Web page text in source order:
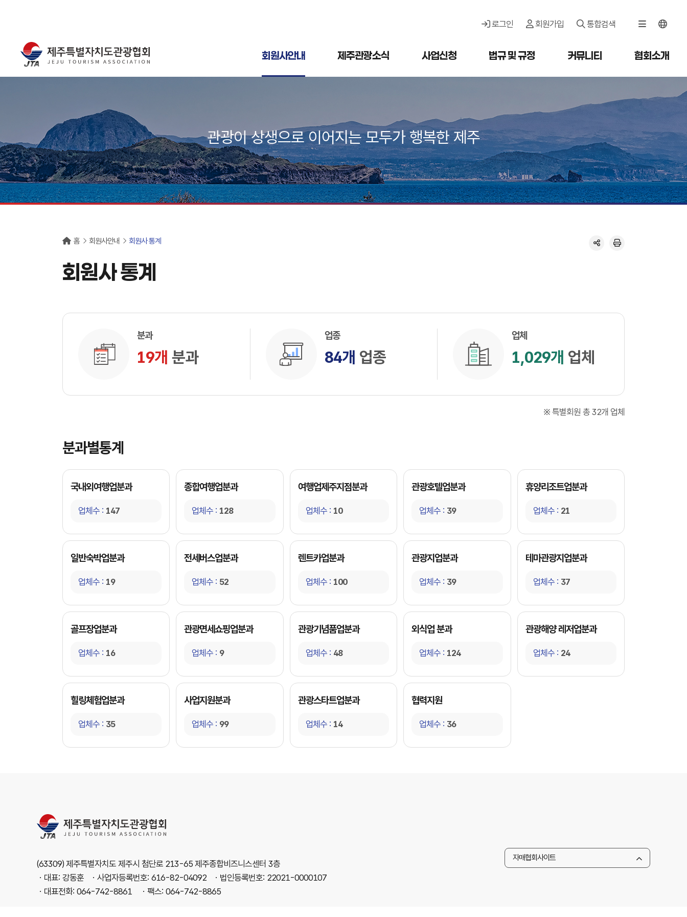
로그인 회원가입 통합검색
회원사안내 제주관광소식 사업신청 법규 및 규정 커뮤니티 협회소개
관광이 상생으로 이어지는 모두가 행복한 제주
홈 회원사안내 회원사 통계
회원사 통계
분과
19개 분과
업종
84개 업종
업체
1,029개 업체
※ 특별회원 총 32개 업체
분과별통계
국내외여행업분과
업체수 : 147
종합여행업분과
업체수 : 128
여행업제주지점분과
업체수 : 10
관광호텔업분과
업체수 : 39
휴양리조트업분과
업체수 : 21
일반숙박업분과
업체수 : 19
전세버스업분과
업체수 : 52
렌트카업분과
업체수 : 100
관광지업분과
업체수 : 39
테마관광지업분과
업체수 : 37
골프장업분과
업체수 : 16
관광면세쇼핑업분과
업체수 : 9
관광기념품업분과
업체수 : 48
외식업 분과
업체수 : 124
관광해양 레저업분과
업체수 : 24
힐링체험업분과
업체수 : 35
사업지원분과
업체수 : 99
관광스타트업분과
업체수 : 14
협력지원
업체수 : 36
(63309) 제주특별자치도 제주시 첨단로 213-65 제주종합비즈니스센터 3층
ㆍ대표: 강동훈 ㆍ사업자등록번호: 616-82-04092
ㆍ법인등록번호: 22021-0000107
ㆍ대표전화: 064-742-8861 ㆍ팩스: 064-742-8865
자매협회사이트